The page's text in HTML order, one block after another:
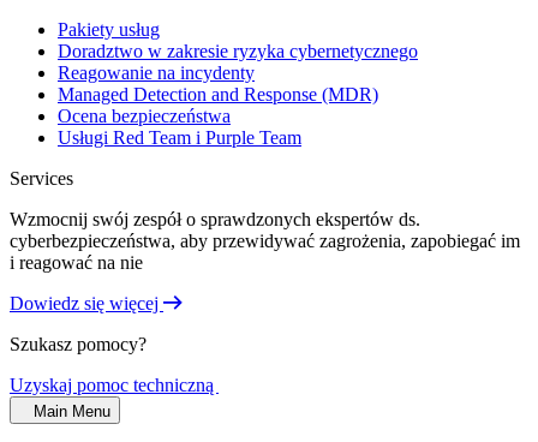
Pakiety usług
Doradztwo w zakresie ryzyka cybernetycznego
Reagowanie na incydenty
Managed Detection and Response (MDR)
Ocena bezpieczeństwa
Usługi Red Team i Purple Team
Services
Wzmocnij swój zespół o sprawdzonych ekspertów ds.
cyberbezpieczeństwa, aby przewidywać zagrożenia, zapobiegać im
i reagować na nie
Dowiedz się więcej
Szukasz pomocy?
Uzyskaj pomoc techniczną
Main Menu